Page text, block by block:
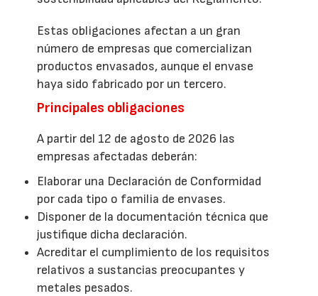
Estas obligaciones afectan a un gran
número de empresas que comercializan
productos envasados, aunque el envase
haya sido fabricado por un tercero.
Principales obligaciones
A partir del 12 de agosto de 2026 las
empresas afectadas deberán:
Elaborar una Declaración de Conformidad
por cada tipo o familia de envases.
Disponer de la documentación técnica que
justifique dicha declaración.
Acreditar el cumplimiento de los requisitos
relativos a sustancias preocupantes y
metales pesados.